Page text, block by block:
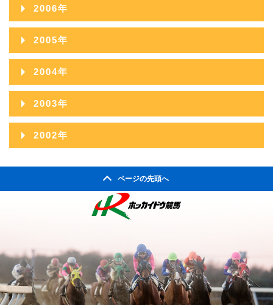
2008年10月
2008年09月
2008年08月
2008年07月
2008年06月
2008年05月
2008年01月
2007年11月
2007年10月
2007年09月
2007年08月
2007年07月
2007年02月
2007年01月
2006年
2006年12月
2006年11月
2006年10月
2006年09月
2006年08月
2006年03月
2006年02月
2005年
2005年12月
2005年11月
2005年10月
2005年09月
2005年08月
2005年07月
2005年04月
2005年03月
2004年
2004年12月
2004年11月
2004年10月
2004年06月
2004年05月
2004年04月
2003年
2003年12月
2003年07月
2003年06月
2002年
ページの先頭へ